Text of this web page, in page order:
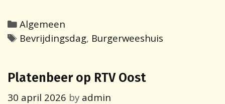
Categories
Algemeen
Tags
Bevrijdingsdag, Burgerweeshuis
Platenbeer op RTV Oost
30 april 2026 by admin